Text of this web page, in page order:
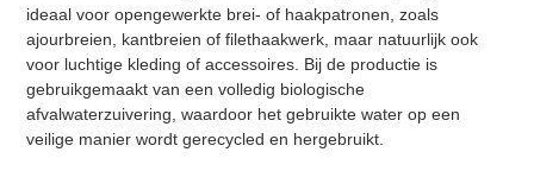
ideaal voor opengewerkte brei- of haakpatronen, zoals
ajourbreien, kantbreien of filethaakwerk, maar natuurlijk ook
voor luchtige kleding of accessoires. Bij de productie is
gebruikgemaakt van een volledig biologische
afvalwaterzuivering, waardoor het gebruikte water op een
veilige manier wordt gerecycled en hergebruikt.